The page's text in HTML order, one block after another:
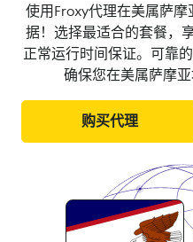
使用Froxy代理在美属萨
据！选择最适合的套餐，
正常运行时间保证。可靠
确保您在美属萨摩
购买代理